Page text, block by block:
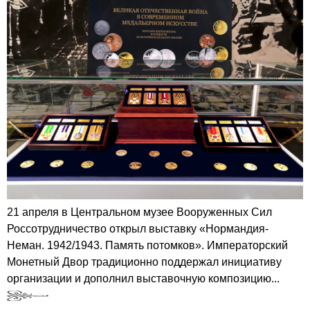
21 апреля в Центральном музее Вооруженных Сил
Россотрудничество открыл выставку «Нормандия-
Неман. 1942/1943. Память потомков». Императорский
Монетный Двор традиционно поддержал инициативу
организации и дополнил выставочную композицию...